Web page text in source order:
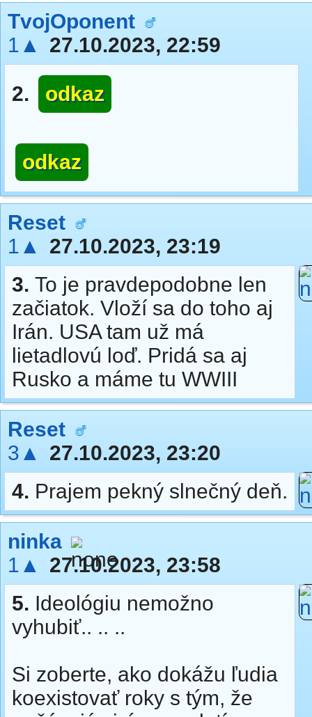
TvojOponent
1▲
27.10.2023, 22:59
2. odkaz
odkaz
Reset
1▲
27.10.2023, 23:19
3. To je pravdepodobne len
začiatok. Vloží sa do toho aj
Irán. USA tam už má
lietadlovú loď. Pridá sa aj
Rusko a máme tu WWIII
Reset
3▲
27.10.2023, 23:20
4. Prajem pekný slnečný deň.
ninka
1▲
27.10.2023, 23:58
5. Ideológiu nemožno
vyhubiť.. .. ..
Si zoberte, ako dokážu ľudia
koexistovať roky s tým, že